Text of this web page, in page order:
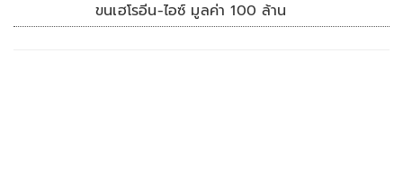
ขนเฮโรอีน-ไอซ์ มูลค่า 100 ล้าน